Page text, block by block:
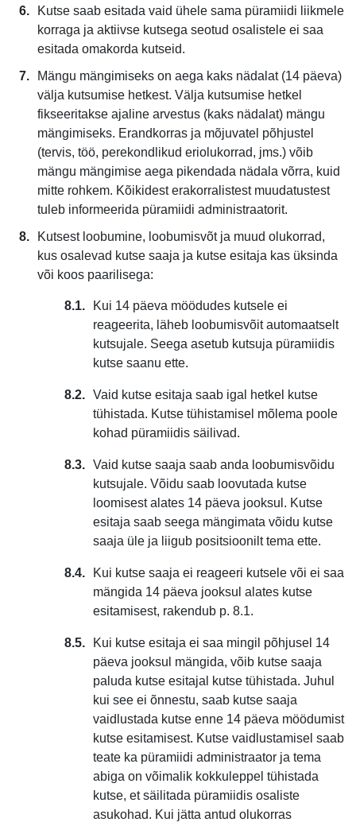
Kutse saab esitada vaid ühele sama püramiidi liikmele
korraga ja aktiivse kutsega seotud osalistele ei saa
esitada omakorda kutseid.
Mängu mängimiseks on aega kaks nädalat (14 päeva)
välja kutsumise hetkest. Välja kutsumise hetkel
fikseeritakse ajaline arvestus (kaks nädalat) mängu
mängimiseks. Erandkorras ja mõjuvatel põhjustel
(tervis, töö, perekondlikud eriolukorrad, jms.) võib
mängu mängimise aega pikendada nädala võrra, kuid
mitte rohkem. Kõikidest erakorralistest muudatustest
tuleb informeerida püramiidi administraatorit.
Kutsest loobumine, loobumisvõt ja muud olukorrad,
kus osalevad kutse saaja ja kutse esitaja kas üksinda
või koos paarilisega:
Kui 14 päeva möödudes kutsele ei
reageerita, läheb loobumisvõit automaatselt
kutsujale. Seega asetub kutsuja püramiidis
kutse saanu ette.
Vaid kutse esitaja saab igal hetkel kutse
tühistada. Kutse tühistamisel mõlema poole
kohad püramiidis säilivad.
Vaid kutse saaja saab anda loobumisvõidu
kutsujale. Võidu saab loovutada kutse
loomisest alates 14 päeva jooksul. Kutse
esitaja saab seega mängimata võidu kutse
saaja üle ja liigub positsioonilt tema ette.
Kui kutse saaja ei reageeri kutsele või ei saa
mängida 14 päeva jooksul alates kutse
esitamisest, rakendub p. 8.1.
Kui kutse esitaja ei saa mingil põhjusel 14
päeva jooksul mängida, võib kutse saaja
paluda kutse esitajal kutse tühistada. Juhul
kui see ei õnnestu, saab kutse saaja
vaidlustada kutse enne 14 päeva möödumist
kutse esitamisest. Kutse vaidlustamisel saab
teate ka püramiidi administraator ja tema
abiga on võimalik kokkuleppel tühistada
kutse, et säilitada püramiidis osaliste
asukohad. Kui jätta antud olukorras